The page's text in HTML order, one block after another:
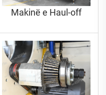
Makinë e Haul-off